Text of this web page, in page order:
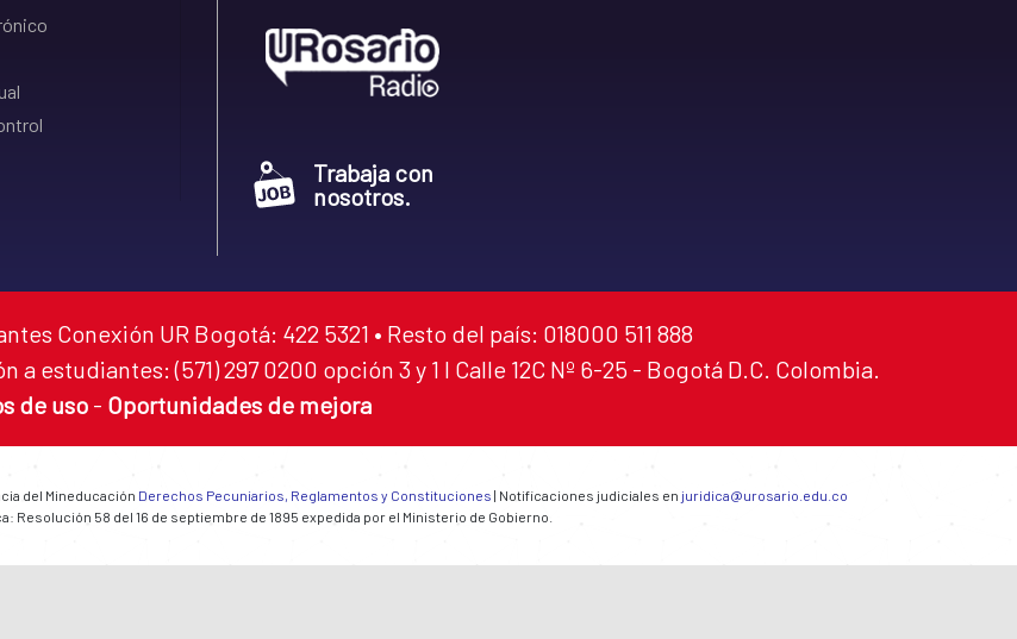
Trabaja con
nosotros.
Conexión UR Bogotá: 422 5321 • Resto del país: 018000 511 888
a estudiantes: (571) 297 0200 opción 3 y 1 I Calle 12C Nº 6-25 - Bogotá D.C. Colombia.
de uso - Oportunidades de mejora
del Mineducación Derechos Pecuniarios, Reglamentos y Constituciones | Notificaciones judiciales en juridica@urosario.edu.co
Resolución 58 del 16 de septiembre de 1895 expedida por el Ministerio de Gobierno.